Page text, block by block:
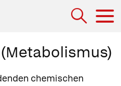
chemischen